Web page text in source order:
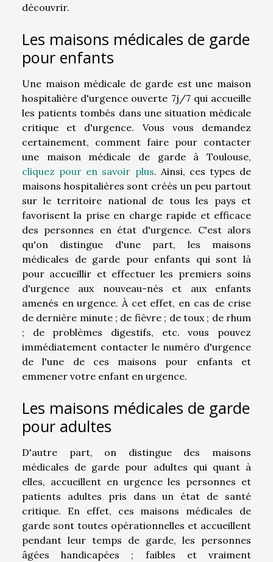
découvrir.
Les maisons médicales de garde
pour enfants
Une maison médicale de garde est une maison
hospitalière d'urgence ouverte 7j/7 qui accueille
les patients tombés dans une situation médicale
critique et d'urgence. Vous vous demandez
certainement, comment faire pour contacter
une maison médicale de garde à Toulouse,
cliquez pour en savoir plus. Ainsi, ces types de
maisons hospitalières sont créés un peu partout
sur le territoire national de tous les pays et
favorisent la prise en charge rapide et efficace
des personnes en état d'urgence. C'est alors
qu'on distingue d'une part, les maisons
médicales de garde pour enfants qui sont là
pour accueillir et effectuer les premiers soins
d'urgence aux nouveau-nés et aux enfants
amenés en urgence. À cet effet, en cas de crise
de dernière minute ; de fièvre ; de toux ; de rhum
; de problèmes digestifs, etc. vous pouvez
immédiatement contacter le numéro d'urgence
de l'une de ces maisons pour enfants et
emmener votre enfant en urgence.
Les maisons médicales de garde
pour adultes
D'autre part, on distingue des maisons
médicales de garde pour adultes qui quant à
elles, accueillent en urgence les personnes et
patients adultes pris dans un état de santé
critique. En effet, ces maisons médicales de
garde sont toutes opérationnelles et accueillent
pendant leur temps de garde, les personnes
âgées handicapées ; faibles et vraiment